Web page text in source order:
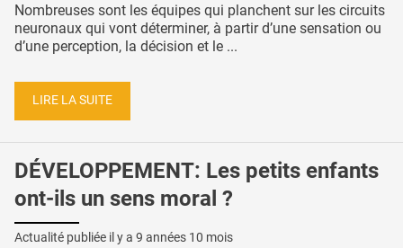
Nombreuses sont les équipes qui planchent sur les circuits
neuronaux qui vont déterminer, à partir d’une sensation ou
d’une perception, la décision et le ...
LIRE LA SUITE
DÉVELOPPEMENT: Les petits enfants
ont-ils un sens moral ?
Actualité publiée il y a 9 années 10 mois